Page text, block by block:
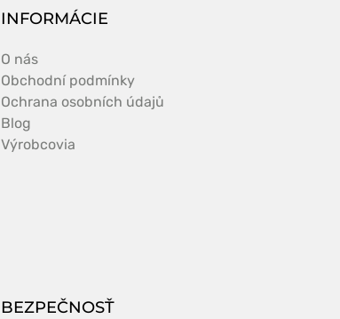
INFORMÁCIE
O nás
Obchodní podmínky
Ochrana osobních údajů
Blog
Výrobcovia
BEZPEČNOSŤ